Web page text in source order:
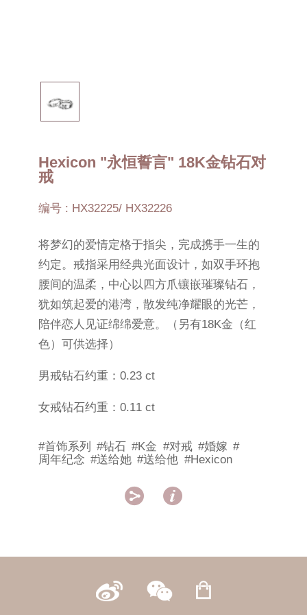
Hexicon "永恒誓言" 18K金钻石对
戒
编号 : HX32225/ HX32226
将梦幻的爱情定格于指尖，完成携手一生的
约定。戒指采用经典光面设计，如双手环抱
腰间的温柔，中心以四方爪镶嵌璀璨钻石，
犹如筑起爱的港湾，散发纯净耀眼的光芒，
陪伴恋人见证绵绵爱意。（另有18K金（红
色）可供选择）
男戒钻石约重：0.23 ct
女戒钻石约重：0.11 ct
#首饰系列 #钻石 #K金 #对戒 #婚嫁 #
周年纪念 #送给她 #送给他 #Hexicon
 